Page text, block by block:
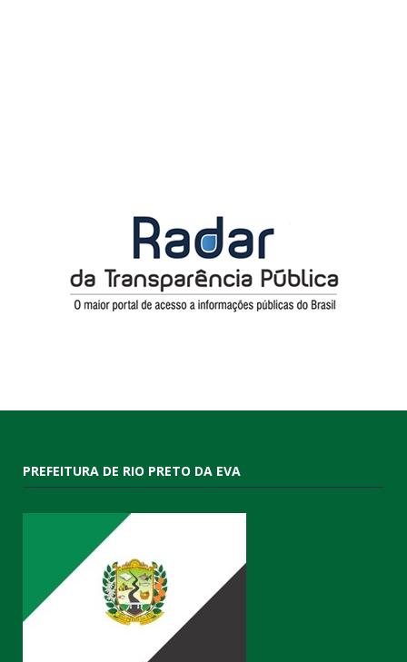
PREFEITURA DE RIO PRETO DA EVA